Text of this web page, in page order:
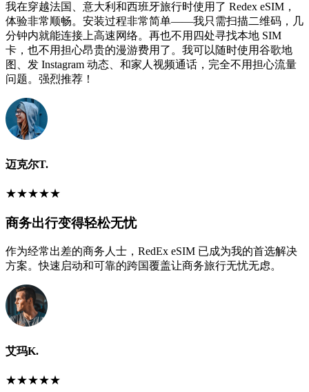
我在穿越法国、意大利和西班牙旅行时使用了 Redex eSIM，
体验非常顺畅。安装过程非常简单——我只需扫描二维码，几
分钟内就能连接上高速网络。再也不用四处寻找本地 SIM
卡，也不用担心昂贵的漫游费用了。我可以随时使用谷歌地
图、发 Instagram 动态、和家人视频通话，完全不用担心流量
问题。强烈推荐！
迈克尔T.
★★★★★
商务出行变得轻松无忧
作为经常出差的商务人士，RedEx eSIM 已成为我的首选解决
方案。快速启动和可靠的跨国覆盖让商务旅行无忧无虑。
艾玛K.
★★★★★